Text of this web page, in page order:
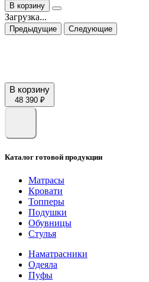
В корзину
Загрузка...
Предыдущие Следующие
В корзину
48 390 ₽
Каталог готовой продукции
Матрасы
Кровати
Топперы
Подушки
Обувницы
Стулья
Наматрасники
Одеяла
Пуфы